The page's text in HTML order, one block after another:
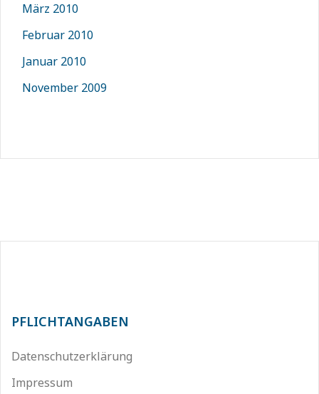
März 2010
Februar 2010
Januar 2010
November 2009
PFLICHTANGABEN
Datenschutzerklärung
Impressum